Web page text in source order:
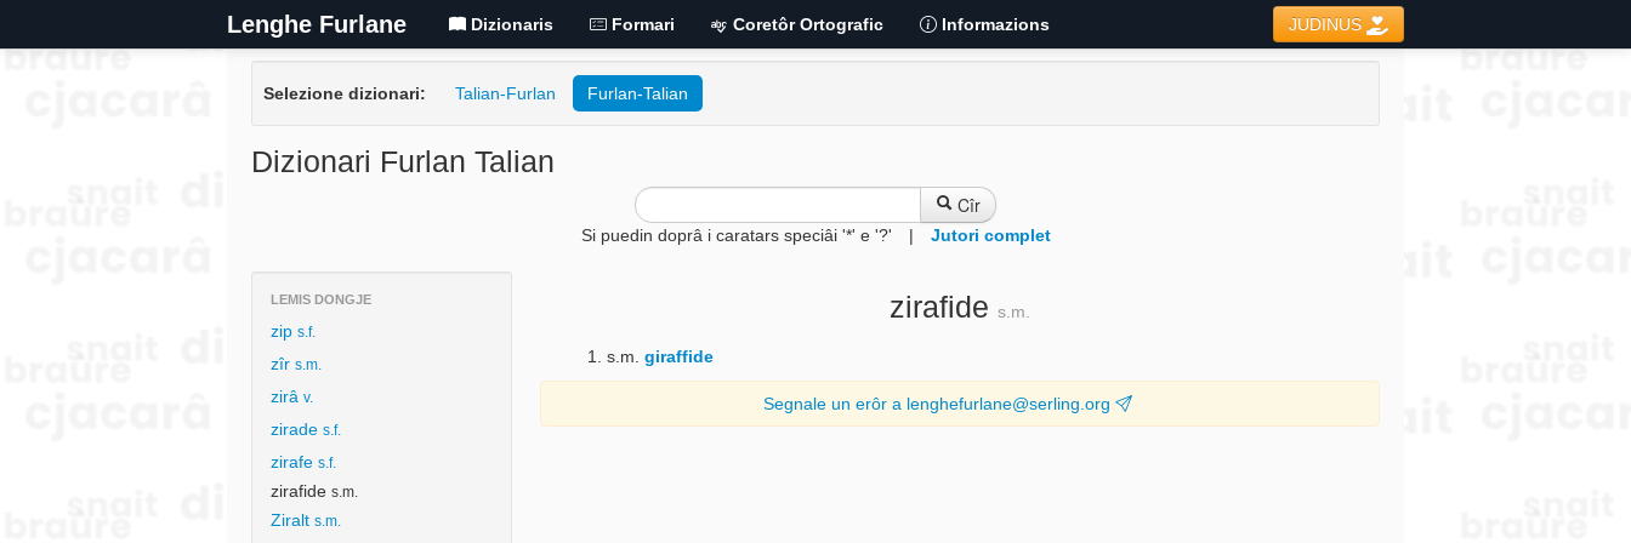
Lenghe Furlane JUDINUS
Dizionaris Formari Coretôr Ortografic Informazions
Selezione dizionari: Talian-Furlan Furlan-Talian
Dizionari Furlan Talian
Cîr
Si puedin doprâ i caratars speciâi '*' e '?' | Jutori complet
LEMIS DONGJE
zip s.f.
zîr s.m.
zirâ v.
zirade s.f.
zirafe s.f.
zirafide s.m.
Ziralt s.m.
zirafides.m.
s.m.giraffide
Segnale un erôr a lenghefurlane@serling.org